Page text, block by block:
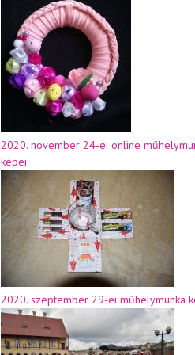
2020. november 24-ei online
képei
2020. szeptember 29-ei műhelymunka